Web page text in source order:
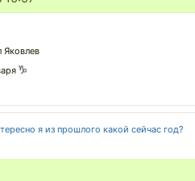
Яковлев
я из прошлого какой сейчас год?